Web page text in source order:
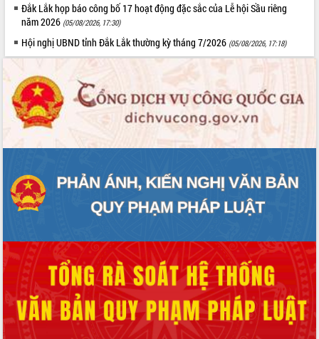
Đắk Lắk họp báo công bố 17 hoạt động đặc sắc của Lễ hội Sầu riêng
năm 2026 (05/08/2026, 17:30)
Hội nghị UBND tỉnh Đắk Lắk thường kỳ tháng 7/2026 (05/08/2026, 17:18)